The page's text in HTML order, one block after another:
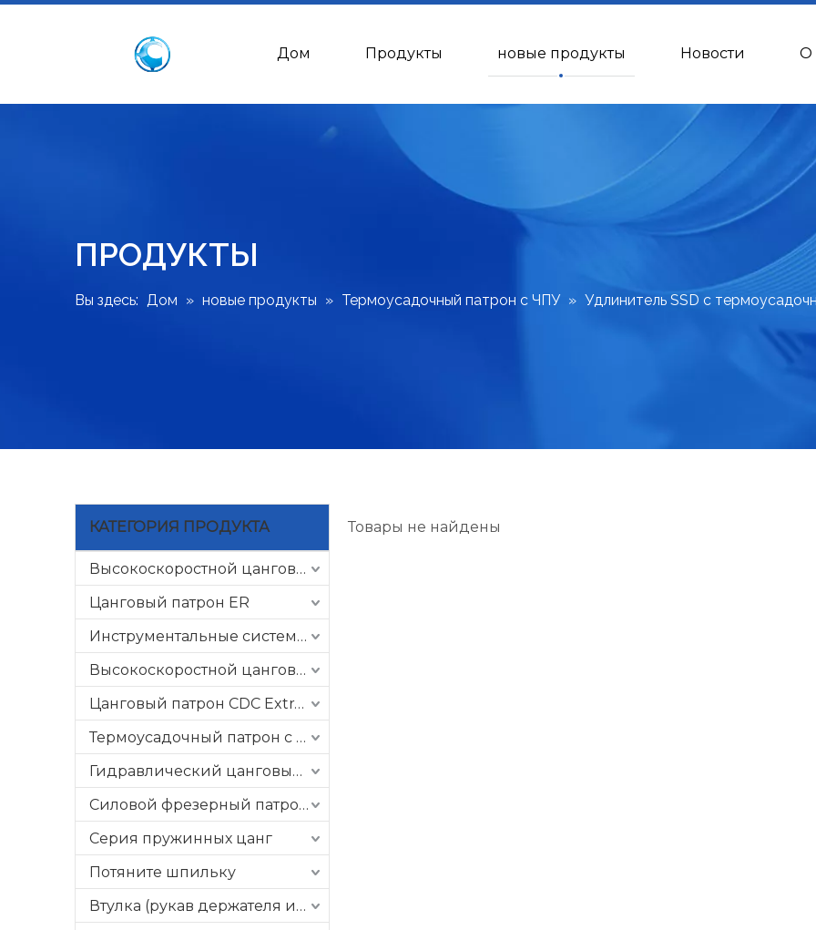
Дом Продукты новые продукты Новости О
ПРОДУКТЫ
Вы здесь: Дом » новые продукты » Термоусадочный патрон с ЧПУ » Удлинитель SSD с
КАТЕГОРИЯ ПРОДУКТА
Высокоскоростной цанговый патрон GER
Цанговый патрон ER
Инструментальные системы с ЧПУ
Высокоскоростной цанговый патрон CSK
Цанговый патрон CDC Extra Slim
Термоусадочный патрон с ЧПУ
Гидравлический цанговый патрон
Силовой фрезерный патрон C
Серия пружинных цанг
Потяните шпильку
Втулка (рукав держателя инструмента)
Товары не найдены